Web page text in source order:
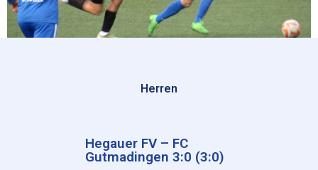
Herren
Hegauer FV – FC
Gutmadingen 3:0 (3:0)